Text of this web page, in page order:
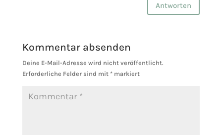
Antworten
Kommentar absenden
Deine E-Mail-Adresse wird nicht veröffentlicht.
Erforderliche Felder sind mit *markiert